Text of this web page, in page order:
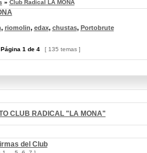
» Club Radical LA MONA
, riomolin, edax, chustas, Portobrute
Página 1 de 4 [ 135 temas ]
CLUB RADICAL "LA MONA"
del Club